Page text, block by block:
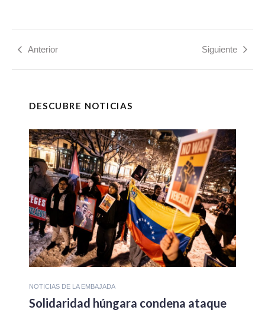
Anterior Siguiente
DESCUBRE NOTICIAS
NOTICIAS DE LA EMBAJADA
Solidaridad húngara condena ataque